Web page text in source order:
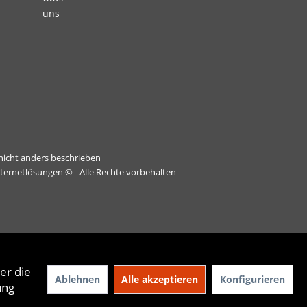
uns
anders beschrieben
© - Alle Rechte vorbehalten
die
Ablehnen Alle akzeptieren Konfigurieren